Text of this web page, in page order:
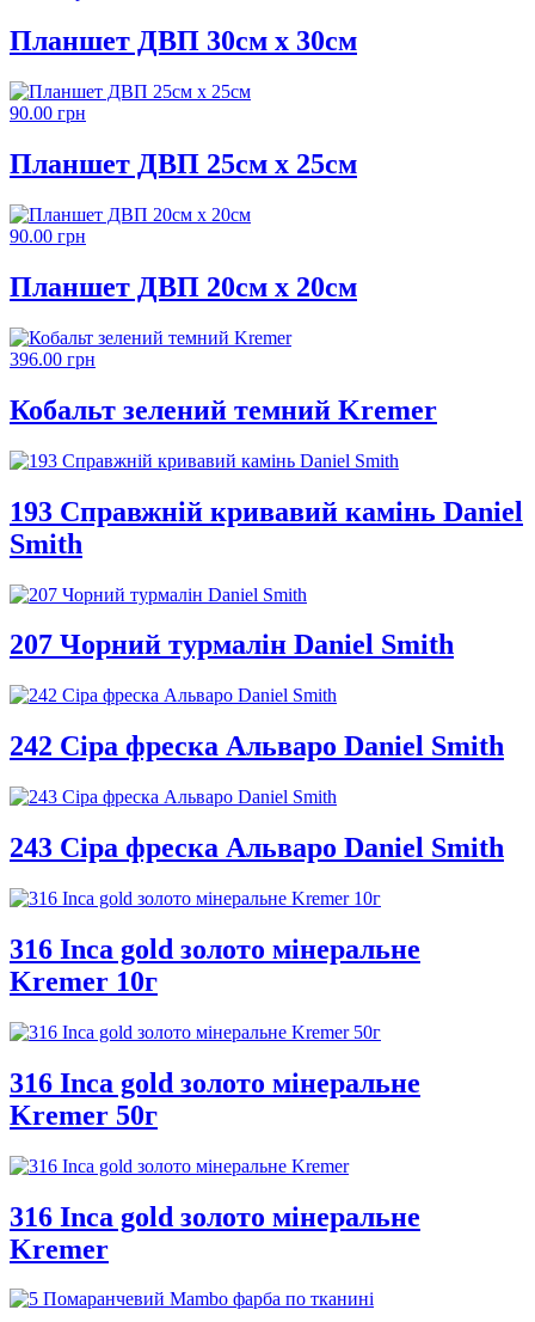
Планшет ДВП 30см х 30см
90.00 грн
Планшет ДВП 25см х 25см
90.00 грн
Планшет ДВП 20см х 20см
396.00 грн
Кобальт зелений темний Kremer
193 Справжній кривавий камінь Daniel
Smith
207 Чорний турмалін Daniel Smith
242 Сіра фреска Альваро Daniel Smith
243 Сіра фреска Альваро Daniel Smith
316 Inca gold золото мінеральне
Kremer 10г
316 Inca gold золото мінеральне
Kremer 50г
316 Inca gold золото мінеральне
Kremer